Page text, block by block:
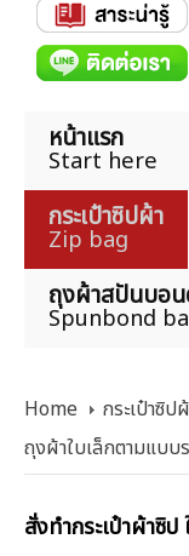
หน้าแรก
Start here
กระเป๋าซิปผ้า
Zip bag
ถุงผ้าสปันบอ
Spunbond
Home กระเป๋าซิป
ถุงผ้าใบเล็กตามแบบ
สั่งทำกระเป๋าผ้าซิ